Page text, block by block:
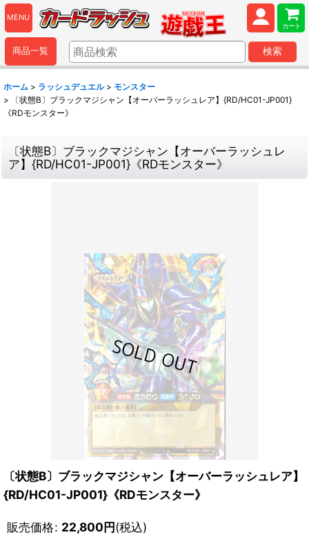
MENU
カート
商品一覧 検索
ホーム > ラッシュデュエル > モンスター
>
〔状態B〕ブラックマジシャン【オーバーラッシュレア】{RD/HC01-JP001}
《RDモンスター》
〔状態B〕ブラックマジシャン【オーバーラッシュレ
ア】{RD/HC01-JP001}《RDモンスター》
〔状態B〕ブラックマジシャン【オーバーラッシュレア】
{RD/HC01-JP001}《RDモンスター》
販売価格: 22,800円(税込)